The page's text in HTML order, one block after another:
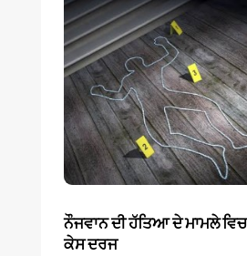
ਨੌਜਵਾਨ ਦੀ ਹੱਤਿਆ ਦੇ ਮਾਮਲੇ
ਕੇਸ ਦਰਜ